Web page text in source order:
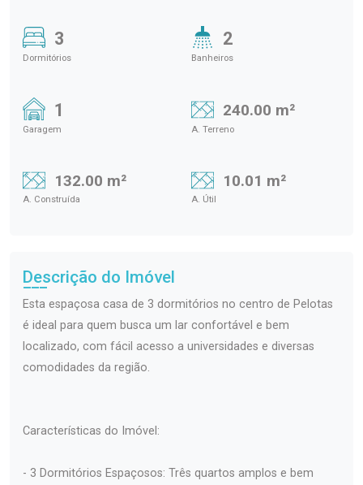
3
Dormitórios
2
Banheiros
1
Garagem
240.00 m²
A. Terreno
132.00 m²
A. Construída
10.01 m²
A. Útil
Descrição do Imóvel
Esta espaçosa casa de 3 dormitórios no centro de Pelotas
é ideal para quem busca um lar confortável e bem
localizado, com fácil acesso a universidades e diversas
comodidades da região.
Características do Imóvel:
- 3 Dormitórios Espaçosos: Três quartos amplos e bem